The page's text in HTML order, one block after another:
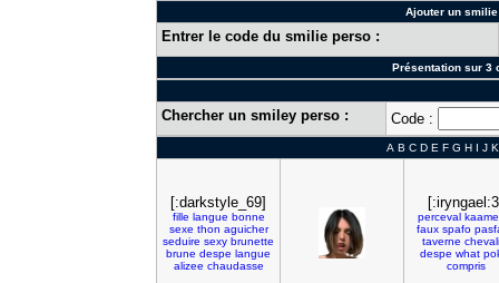
Ajouter un
Entrer le code du smilie perso :
Présentation sur 3
Chercher un smiley perso : Code :
A B C D E F G H I J K
[:darkstyle_69]
fille langue bonne
sexe thon aguicher
seduire sexy brunette
brune despe langue
alizee chaudasse
perceval
faux spafo
taverne
despe what
compris